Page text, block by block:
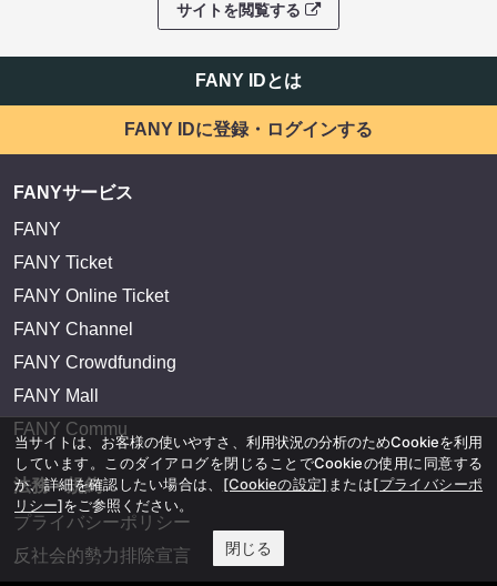
サイトを閲覧する
FANY IDとは
FANY IDに登録・ログインする
FANYサービス
FANY
FANY Ticket
FANY Online Ticket
FANY Channel
FANY Crowdfunding
FANY Mall
FANY Commu
法務・規約
プライバシーポリシー
反社会的勢力排除宣言
当サイトは、お客様の使いやすさ、利用状況の分析のためCookieを利用
しています。このダイアログを閉じることでCookieの使用に同意する
か、詳細を確認したい場合は、 [Cookieの設定] または[プライバシーポ
リシー]をご参照ください。
閉じる